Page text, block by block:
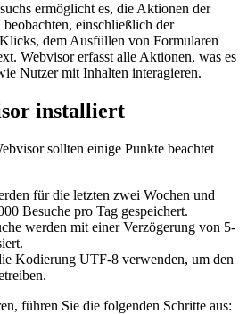
ermöglicht es, die Aktionen der
einschließlich der
dem Ausfüllen von Formularen
Webvisor erfasst alle Aktionen, was es
Nutzer mit Inhalten interagieren.
installiert
sollten einige Punkte beachtet
für die letzten zwei Wochen und
Besuche pro Tag gespeichert.
werden mit einer Verzögerung von 5-
Kodierung UTF-8 verwenden, um den
führen Sie die folgenden Schritte aus: